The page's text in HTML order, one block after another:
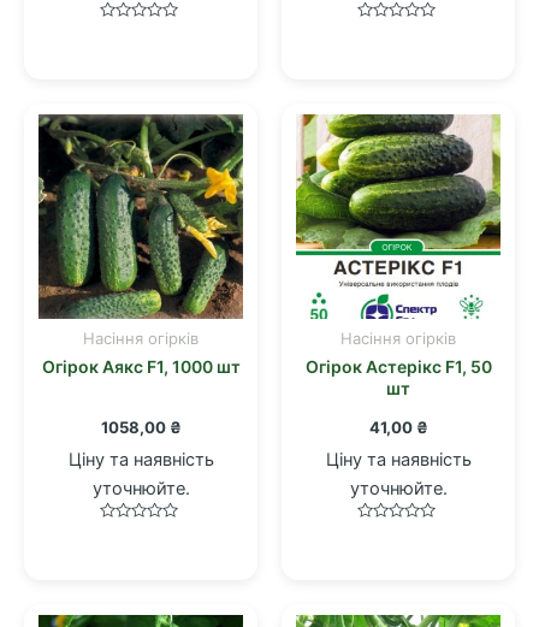
Насіння огірків
Огірок Аякс F1, 1000 шт
1058,00 ₴
Ціну та наявність
уточнюйте.
Насіння огірків
Огірок Астерікс F1, 50
шт
41,00 ₴
Ціну та наявність
уточнюйте.